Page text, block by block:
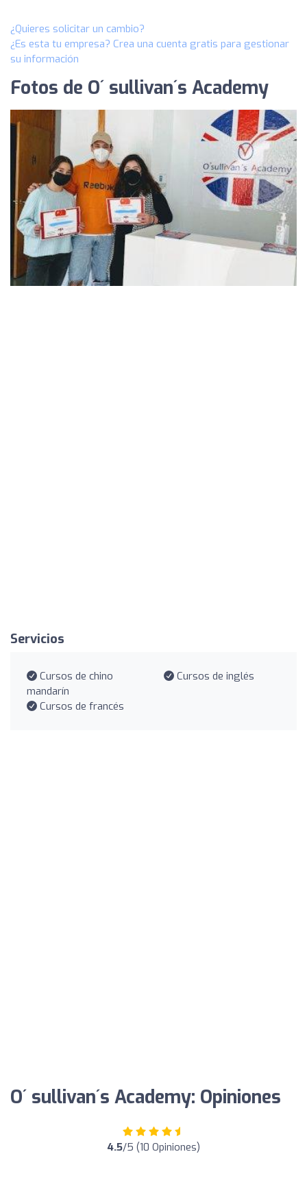
¿Quieres solicitar un cambio?
¿Es esta tu empresa? Crea una cuenta gratis para gestionar
su información
Fotos de O´ sullivan´s Academy
Servicios
Cursos de chino
mandarín
Cursos de inglés
Cursos de francés
O´ sullivan´s Academy: Opiniones
4.5/5 (10 Opiniones)